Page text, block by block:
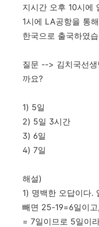
지시간 오후 10시에
1시에 LA공항을 통해
한국으로 출국하였
질문 --> 김치국선
까요?
1) 5일
2) 5일 3시간
3) 6일
4) 7일
해설)
1) 명백한 오답이다.
빼면 25-19=6일이
= 7일이므로 5일이